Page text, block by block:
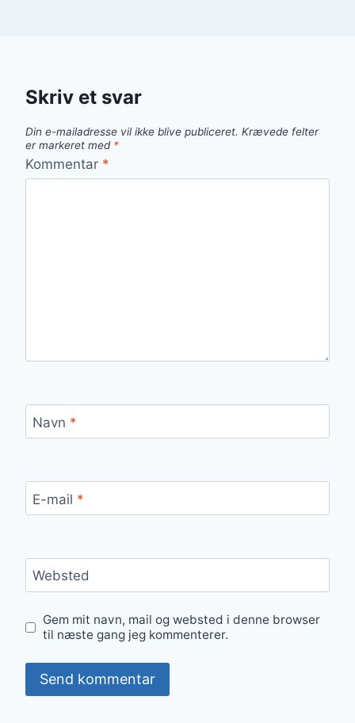
Skriv et svar
Din e-mailadresse vil ikke blive publiceret. Krævede felter
er markeret med *
Kommentar *
Navn *
E-mail *
Websted
Gem mit navn, mail og websted i denne browser
til næste gang jeg kommenterer.